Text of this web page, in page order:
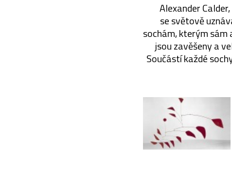
Alexander
se světově
sochám, kterým sám
jsou zavěšeny a
Součástí každé